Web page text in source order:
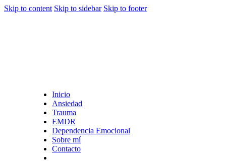
Skip to content Skip to sidebar Skip to footer
Inicio
Ansiedad
Trauma
EMDR
Dependencia Emocional
Sobre mí
Contacto